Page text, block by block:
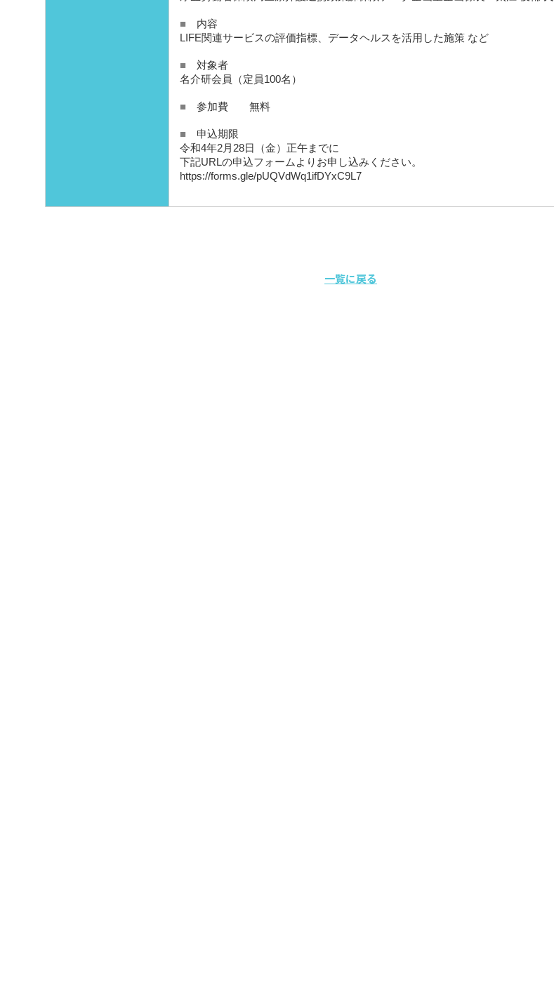
■ 内容
LIFE関連サービスの評価指標、データヘルスを活用した施策 など
■ 対象者
名介研会員（定員100名）
■ 参加費 無料
■ 申込期限
令和4年2月28日（金）正午までに
下記URLの申込フォームよりお申し込みください。
https://forms.gle/pUQVdWq1ifDYxC9L7
一覧に戻る